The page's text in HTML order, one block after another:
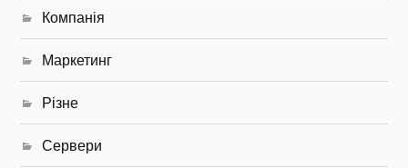
Компанія
Маркетинг
Різне
Сервери